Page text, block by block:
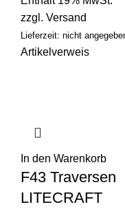
zzgl. Versand
Lieferzeit: nicht
Artikelverweis
In den Warenkorb
F43 Traversen
LITECRAFT